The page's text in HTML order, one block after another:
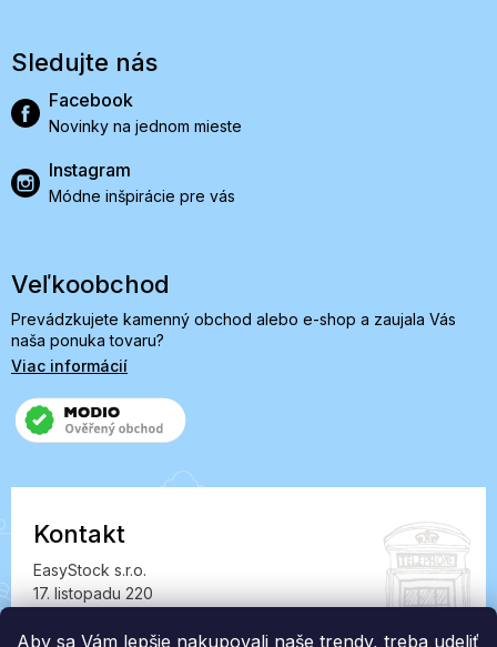
Aby sa Vám lepšie nakupovali naše trendy, treba udeliť
Sledujte nás
Facebook
Novinky na jednom mieste
Instagram
Módne inšpirácie pre vás
Veľkoobchod
Prevádzkujete kamenný obchod alebo e-shop a zaujala Vás
naša ponuka tovaru?
Viac informácií
Kontakt
EasyStock s.r.o.
17. listopadu 220
IČ: 07727402, DIČ: CZ07727402